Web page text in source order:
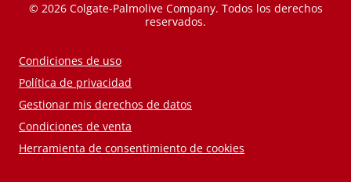
© 2026 Colgate-Palmolive Company. Todos los derechos
reservados.
Condiciones de uso
Política de privacidad
Gestionar mis derechos de datos
Condiciones de venta
Herramienta de consentimiento de cookies